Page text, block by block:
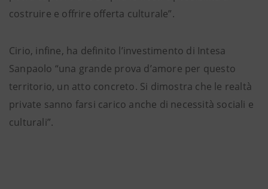
costruire e offrire offerta culturale”.
Cirio, infine, ha definito l’investimento di Intesa
Sanpaolo “una grande prova d’amore per questo
territorio, un atto concreto. Si dimostra che le realtà
private sanno farsi carico anche di necessità sociali e
culturali”.